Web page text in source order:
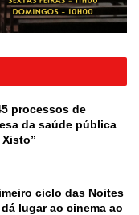
processos de
da saúde pública
ciclo das Noites
lugar ao cinema ao